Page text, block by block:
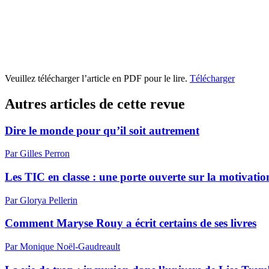
Veuillez télécharger l’article en PDF pour le lire. Télécharger
Autres articles de cette revue
Dire le monde pour qu’il soit autrement
Par Gilles Perron
Les TIC en classe : une porte ouverte sur la
Par Glorya Pellerin
Comment Maryse Rouy a écrit certains de ses livres
Par Monique Noël-Gaudreault